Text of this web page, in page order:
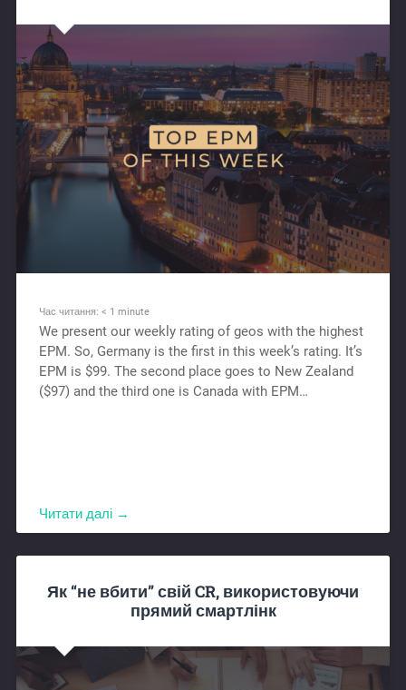
Час читання: < 1 minute
We present our weekly rating of geos with the highest
EPM. So, Germany is the first in this week’s rating. It’s
EPM is $99. The second place goes to New Zealand
($97) and the third one is Canada with EPM…
Читати далі →
Як “не вбити” свій CR, використовуючи
прямий смартлінк